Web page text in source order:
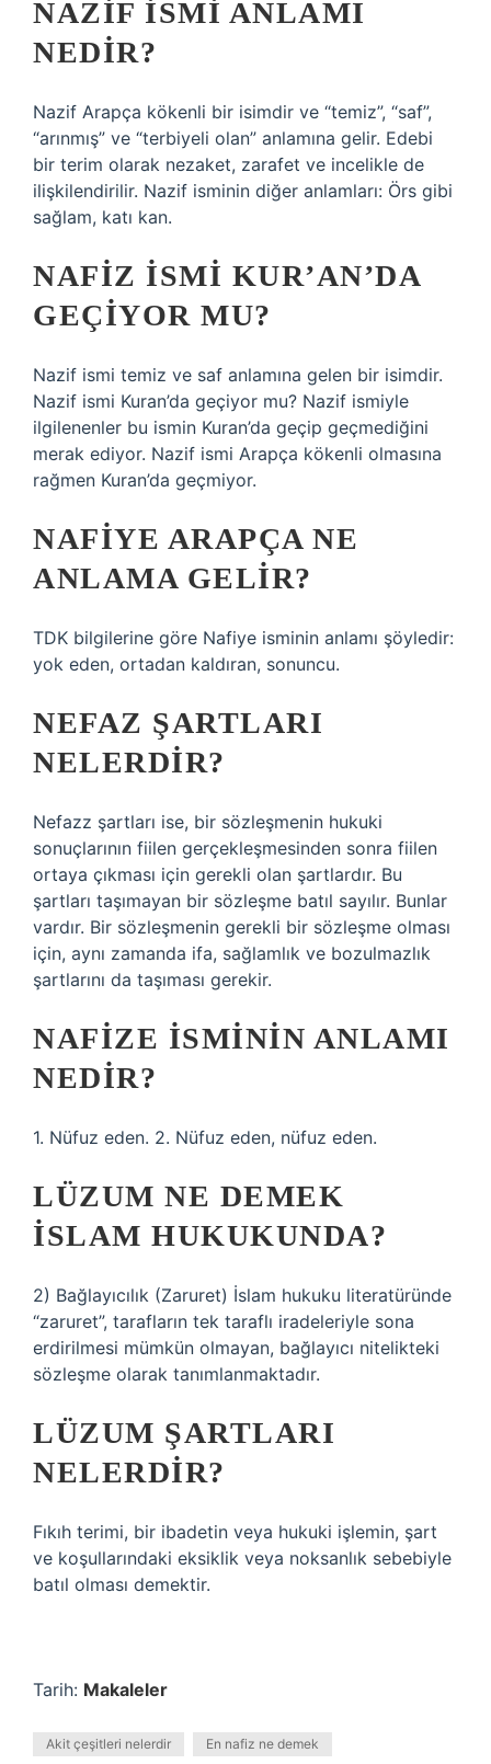
NAZIF ISMI ANLAMI
NEDIR?
Nazif Arapça kökenli bir isimdir ve “temiz”, “saf”,
“arınmış” ve “terbiyeli olan” anlamına gelir. Edebi
bir terim olarak nezaket, zarafet ve incelikle de
ilişkilendirilir. Nazif isminin diğer anlamları: Örs gibi
sağlam, katı kan.
NAFIZ ISMI KUR’AN’DA
GEÇIYOR MU?
Nazif ismi temiz ve saf anlamına gelen bir isimdir.
Nazif ismi Kuran’da geçiyor mu? Nazif ismiyle
ilgilenenler bu ismin Kuran’da geçip geçmediğini
merak ediyor. Nazif ismi Arapça kökenli olmasına
rağmen Kuran’da geçmiyor.
NAFIYE ARAPÇA NE
ANLAMA GELIR?
TDK bilgilerine göre Nafiye isminin anlamı şöyledir:
yok eden, ortadan kaldıran, sonuncu.
NEFAZ ŞARTLARI
NELERDIR?
Nefazz şartları ise, bir sözleşmenin hukuki
sonuçlarının fiilen gerçekleşmesinden sonra fiilen
ortaya çıkması için gerekli olan şartlardır. Bu
şartları taşımayan bir sözleşme batıl sayılır. Bunlar
vardır. Bir sözleşmenin gerekli bir sözleşme olması
için, aynı zamanda ifa, sağlamlık ve bozulmazlık
şartlarını da taşıması gerekir.
NAFIZE ISMININ ANLAMI
NEDIR?
1. Nüfuz eden. 2. Nüfuz eden, nüfuz eden.
LÜZUM NE DEMEK
ISLAM HUKUKUNDA?
2) Bağlayıcılık (Zaruret) İslam hukuku literatüründe
“zaruret”, tarafların tek taraflı iradeleriyle sona
erdirilmesi mümkün olmayan, bağlayıcı nitelikteki
sözleşme olarak tanımlanmaktadır.
LÜZUM ŞARTLARI
NELERDIR?
Fıkıh terimi, bir ibadetin veya hukuki işlemin, şart
ve koşullarındaki eksiklik veya noksanlık sebebiyle
batıl olması demektir.
Tarih: Makaleler
Akit çeşitleri nelerdir En nafiz ne demek